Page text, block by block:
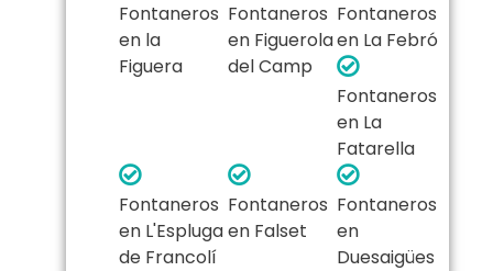
Fontaneros
en la
Figuera
Fontaneros
en Figuerola
del Camp
Fontaneros
en La Febró
Fontaneros
en La
Fatarella
Fontaneros
en L'Espluga
de Francolí
Fontaneros
en Falset
Fontaneros
en
Duesaigües